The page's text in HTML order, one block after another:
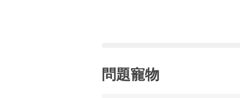
問題寵物